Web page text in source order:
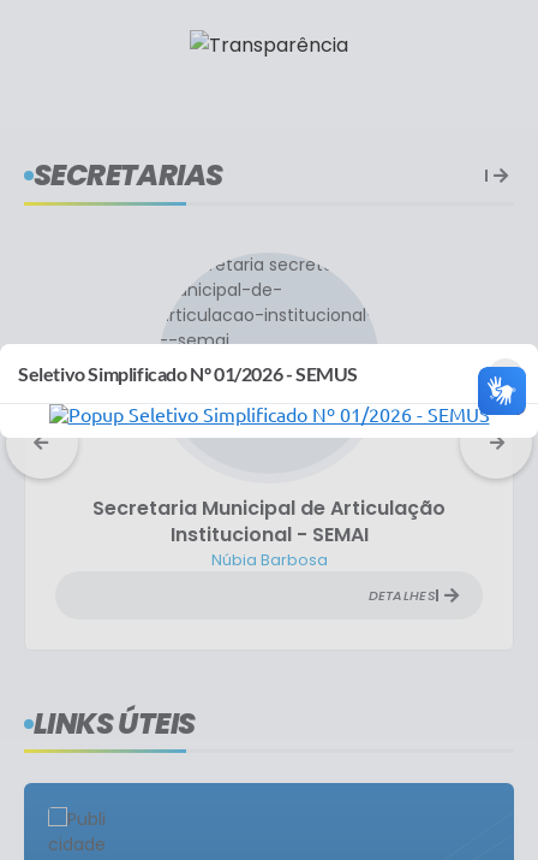
SECRETARIAS
Gabinete da Vice-Prefeitura
Dávila interinamente)
DETALHES
LINKS ÚTEIS
×
Seletivo Simplificado Nº 01/2026 - SEMUS